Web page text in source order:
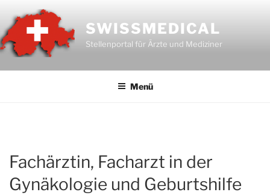
Inhalt
springen
SWISSMEDICAL
Stellenportal für Ärzte und Mediziner
Menü
Fachärztin, Facharzt in der
Gynäkologie und Geburtshilfe